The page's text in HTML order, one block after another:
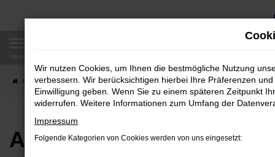
Zum
Startseite Fahrzeugangebote Autobörse
Autobörse
Wir nutzen Cookies, um Ihnen die bestmögliche Nutzung
verbessern. Wir berücksichtigen hierbei Ihre Präferenzen
Einwilligung geben. Wenn Sie zu einem späteren Zeitpunkt
widerrufen. Weitere Informationen zum Umfang der
Impressum
Folgende Kategorien von Cookies werden von uns eingesetzt: